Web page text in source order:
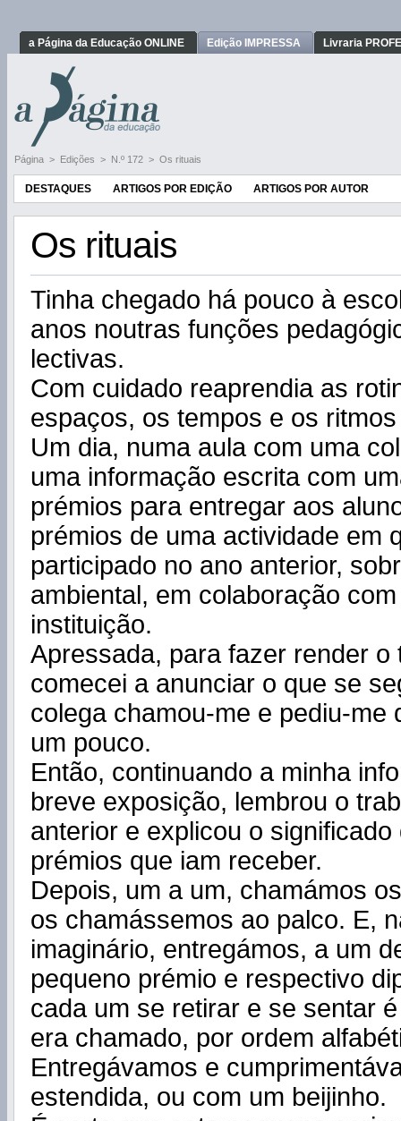
a Página da Educação ONLINE Edição IMPRESSA Livraria
Página > Edições > N.º 172 > Os rituais
DESTAQUES ARTIGOS POR EDIÇÃO ARTIGOS POR AUTOR
Os rituais
Tinha chegado há pouco à
anos noutras funções
lectivas.
Com cuidado reaprendia as
espaços, os tempos e os
Um dia, numa aula com uma
uma informação escrita com
prémios para entregar aos
prémios de uma actividade em
participado no ano anterior,
ambiental, em colaboração
instituição.
Apressada, para fazer render o
comecei a anunciar o que se
colega chamou-me e pediu-me
um pouco.
Então, continuando a minha
breve exposição, lembrou o
anterior e explicou o significado
prémios que iam receber.
Depois, um a um, chamámos
os chamássemos ao palco. E,
imaginário, entregámos, a um
pequeno prémio e respectivo
cada um se retirar e se sentar
era chamado, por ordem
Entregávamos e
estendida, ou com um beijinho.